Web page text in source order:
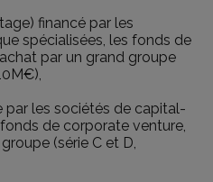
financé par les
spécialisées, les fonds de
par un grand groupe
par les sociétés de capital-
de corporate venture,
(série C et D,